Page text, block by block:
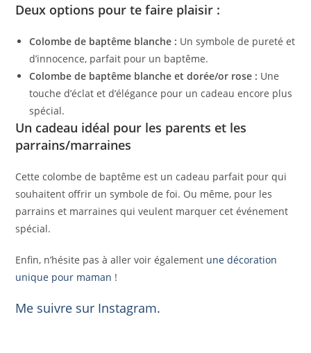
Deux options pour te faire plaisir :
Colombe de baptême blanche : Un symbole de pureté et
d’innocence, parfait pour un baptême.
Colombe de baptême blanche et dorée/or rose : Une
touche d’éclat et d’élégance pour un cadeau encore plus
spécial.
Un cadeau idéal pour les parents et les
parrains/marraines
Cette colombe de baptême est un cadeau parfait pour qui
souhaitent offrir un symbole de foi. Ou même, pour les
parrains et marraines qui veulent marquer cet événement
spécial.
Enfin, n’hésite pas à aller voir également une décoration
unique pour maman !
Me suivre sur Instagram.